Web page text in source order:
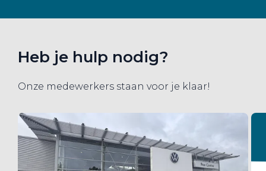
Heb je hulp nodig?
Onze medewerkers staan voor je klaar!